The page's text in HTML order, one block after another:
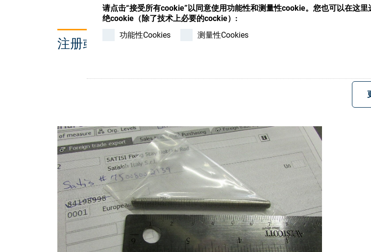
请点击“接受所有cookie”以同意使用功能性和测量性cookie。您也可以在这
绝cookie（除了技术上必要的cockie）:
功能性Cookies
测量性Cookies
注册或登录以访问您的帐户，并了解我们的各种眼镜光
登录